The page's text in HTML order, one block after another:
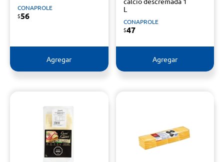
CONAPROLE
$56
Agregar
L
CONAPROLE
$47
Agregar